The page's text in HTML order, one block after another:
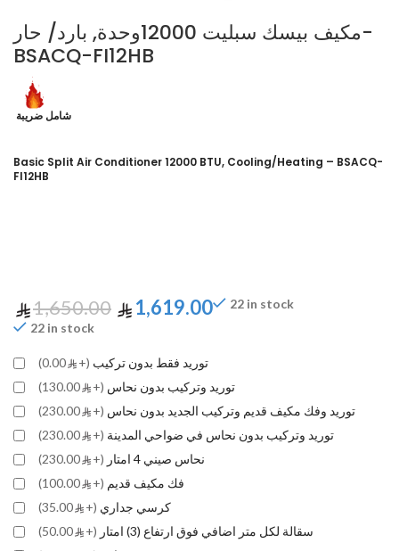
مكيف بيسك سبليت 12000وحدة, بارد/ حار-
BSACQ-FI12HB
Basic Split Air Conditioner 12000 BTU, Cooling/Heating – BSACQ-
FI12HB
1,650.00 1,619.00
22 in stock
22 in stock
توريد فقط بدون تركيب (+
0.00)
توريد وتركيب بدون نحاس (+
130.00)
توريد وفك مكيف قديم وتركيب الجديد بدون نحاس (+
230.00)
توريد وتركيب بدون نحاس في ضواحي المدينة (+
230.00)
نحاس صيني 4 امتار
(+
230.00)
فك مكيف قديم (+
100.00)
كرسي جداري (+
35.00)
سقالة لكل متر اضافي فوق ارتفاع (3) امتار
(+
50.00)